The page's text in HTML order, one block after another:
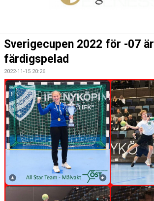
PARTNERS
MATCHER
KALENDER
KONTAKT LAG
DOMARE/FUNKTIONÄRER
LÄNKAR
Sverigecupen 2022 för -07 är
färdigspelad
2022-11-15 20:26